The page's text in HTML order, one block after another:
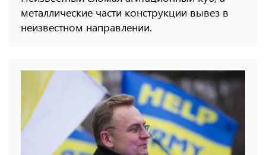
металлические части конструкции вывез в
неизвестном направлении.